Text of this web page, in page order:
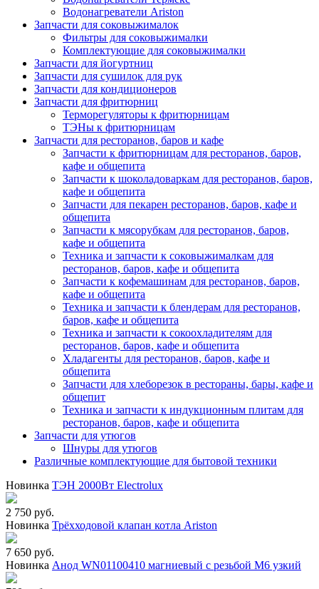
Водонагреватели Ariston
Запчасти для соковыжималок
Фильтры для соковыжималки
Комплектующие для соковыжималки
Запчасти для йогуртниц
Запчасти для сушилок для рук
Запчасти для кондиционеров
Запчасти для фритюрниц
Терморегуляторы к фритюрницам
ТЭНы к фритюрницам
Запчасти для ресторанов, баров и кафе
Запчасти к фритюрницам для ресторанов, баров,
кафе и общепита
Запчасти к шоколадоваркам для ресторанов, баров,
кафе и общепита
Запчасти для пекарен ресторанов, баров, кафе и
общепита
Запчасти к мясорубкам для ресторанов, баров,
кафе и общепита
Техника и запчасти к соковыжималкам для
ресторанов, баров, кафе и общепита
Запчасти к кофемашинам для ресторанов, баров,
кафе и общепита
Техника и запчасти к блендерам для ресторанов,
баров, кафе и общепита
Техника и запчасти к сокоохладителям для
ресторанов, баров, кафе и общепита
Хладагенты для ресторанов, баров, кафе и
общепита
Запчасти для хлеборезок в рестораны, бары, кафе и
общепит
Техника и запчасти к индукционным плитам для
ресторанов, баров, кафе и общепита
Запчасти для утюгов
Шнуры для утюгов
Различные комплектующие для бытовой техники
Новинка ТЭН 2000Вт Electrolux
2 750 руб.
Новинка Трёхходовой клапан котла Ariston
7 650 руб.
Новинка Анод WN01100410 магниевый с резьбой М6 узкий